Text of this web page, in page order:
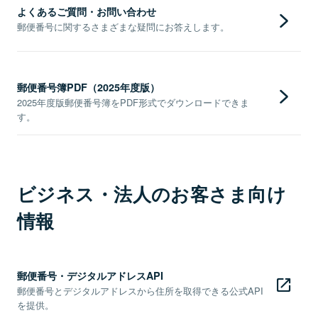
よくあるご質問・お問い合わせ
郵便番号に関するさまざまな疑問にお答えします。
郵便番号簿PDF（2025年度版）
2025年度版郵便番号簿をPDF形式でダウンロードできま
す。
ビジネス・法人のお客さま向け
情報
郵便番号・デジタルアドレスAPI
郵便番号とデジタルアドレスから住所を取得できる公式API
を提供。